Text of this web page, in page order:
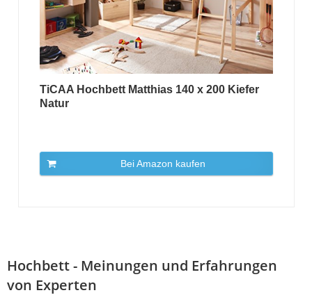
TiCAA Hochbett Matthias 140 x 200 Kiefer
Natur
Bei Amazon kaufen
Hochbett - Meinungen und Erfahrungen
von Experten